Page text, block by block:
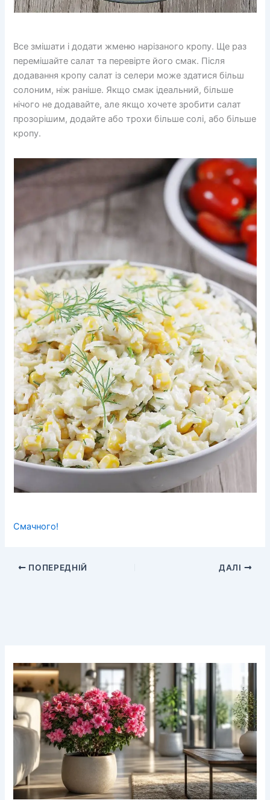
Все змішати і додати жменю нарізаного кропу. Ще раз
перемішайте салат та перевірте його смак. Після
додавання кропу салат із селери може здатися більш
солоним, ніж раніше. Якщо смак ідеальний, більше
нічого не додавайте, але якщо хочете зробити салат
прозорішим, додайте або трохи більше солі, або більше
кропу.
Смачного!
ПОПЕРЕДНІЙ ДАЛІ